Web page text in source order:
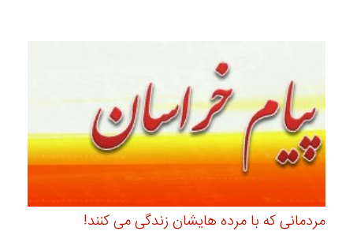
مردمانی که با مرده هایشان زندگی می کنند!